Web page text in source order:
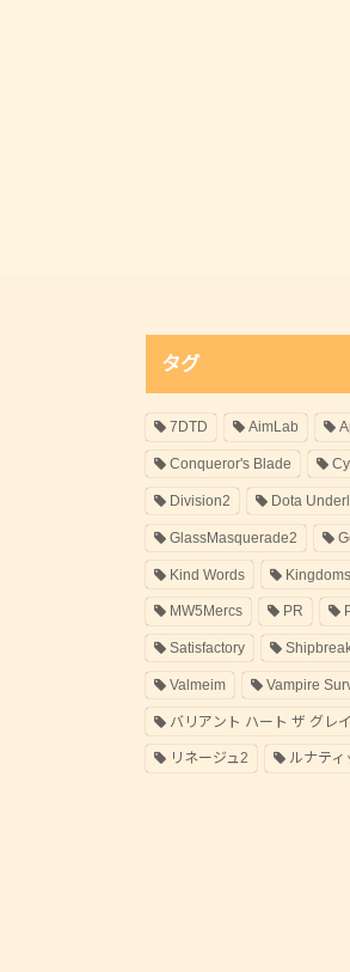
タグ
7DTD AimLab
Conqueror's Blade
Division2 Dota
GlassMasquerade2
Kind Words
MW5Mercs PR
Satisfactory
Valmeim Vampire
バリアント ハート ザ グレ
リネージュ2 ルナティ